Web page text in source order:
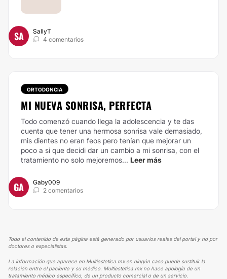
SA
SallyT
4 comentarios
ORTODONCIA
MI NUEVA SONRISA, PERFECTA
Todo comenzó cuando llega la adolescencia y te das
cuenta que tener una hermosa sonrisa vale demasiado,
mis dientes no eran feos pero tenían que mejorar un
poco a si que decidi dar un cambio a mi sonrisa, con el
tratamiento no solo mejoremos... Leer más
GA
Gaby009
2 comentarios
Todo el contenido de esta página está generado por usuarios reales del portal y no por
doctores o especialistas.
La información que aparece en Multiestetica.mx en ningún caso puede sustituir la
relación entre el paciente y su médico. Multiestetica.mx no hace apología de un
tratamiento médico específico, de un producto comercial o de un servicio.